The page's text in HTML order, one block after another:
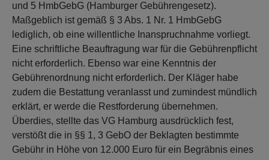
und 5 HmbGebG (Hamburger Gebührengesetz).
Maßgeblich ist gemäß § 3 Abs. 1 Nr. 1 HmbGebG
lediglich, ob eine willentliche Inanspruchnahme vorliegt.
Eine schriftliche Beauftragung war für die Gebührenpflicht
nicht erforderlich. Ebenso war eine Kenntnis der
Gebührenordnung nicht erforderlich. Der Kläger habe
zudem die Bestattung veranlasst und zumindest mündlich
erklärt, er werde die Restforderung übernehmen.
Überdies, stellte das VG Hamburg ausdrücklich fest,
verstößt die in §§ 1, 3 GebO der Beklagten bestimmte
Gebühr in Höhe von 12.000 Euro für ein Begräbnis eines